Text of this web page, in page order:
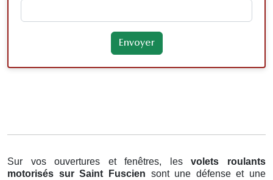
Sur vos ouvertures et fenêtres, lesvolets roulants
motorisés sur Saint Fuscien sont une défense et une